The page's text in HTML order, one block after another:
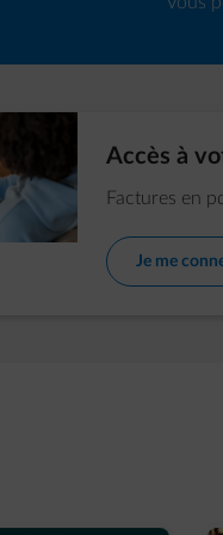
Accès à
Factures en
Je me